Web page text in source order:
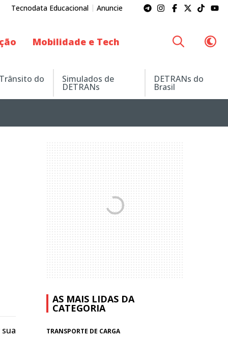
Tecnodata Educacional Anuncie
Mobilidade e Tech
do Simulados de
DETRANs
DETRANs do
Brasil
AS MAIS LIDAS DA
CATEGORIA
TRANSPORTE DE CARGA